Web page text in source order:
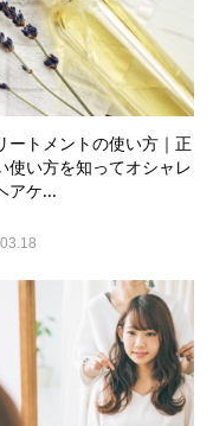
ートメントの使い方｜正
使い方を知ってオシャレ
アケ...